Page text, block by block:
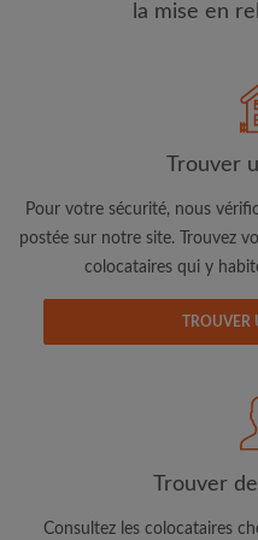
Adresse email
J'ai lu, compris et
jour du compte par e-mail
la mise en
Trouver
Pour votre sécurité, nous
postée sur notre site. Trouvez
colocataires qui y
TROUVER
Trouver
Consultez les colocataires